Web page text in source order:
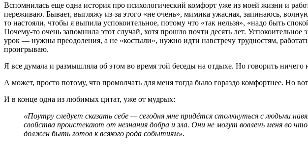
Вспомнилась еще одна история про психологический комфорт уже из моей жизни и
переживаю. Бывает, выгляжу из-за этого «не очень», мимика ужасная, запинаюсь,
то настояли, чтобы я выпила успокоительное, потому что «так нельзя», «надо быть
Почему-то очень запомнила этот случай, хотя прошло почти десять лет.
урок — нужны преодоления, а не «костыли», нужно идти навстречу трудностям,
проигрываю.
Я все думала и размышляла об этом во время той беседы на отдыхе. Но говорить
А может, просто потому, что промолчать для меня тогда было гораздо комфортнее. Но
И в конце одна из любимых цитат, уже от мудрых:
«Поутру следует сказать себе — сегодня мне придётся столкнуться с людьми
свойства проистекают от незнания добра и зла. Они не могут вовлечь меня во
должен быть готов к всякого рода событиям».